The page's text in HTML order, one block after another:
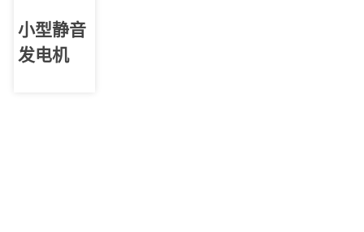
小型静音
发电机